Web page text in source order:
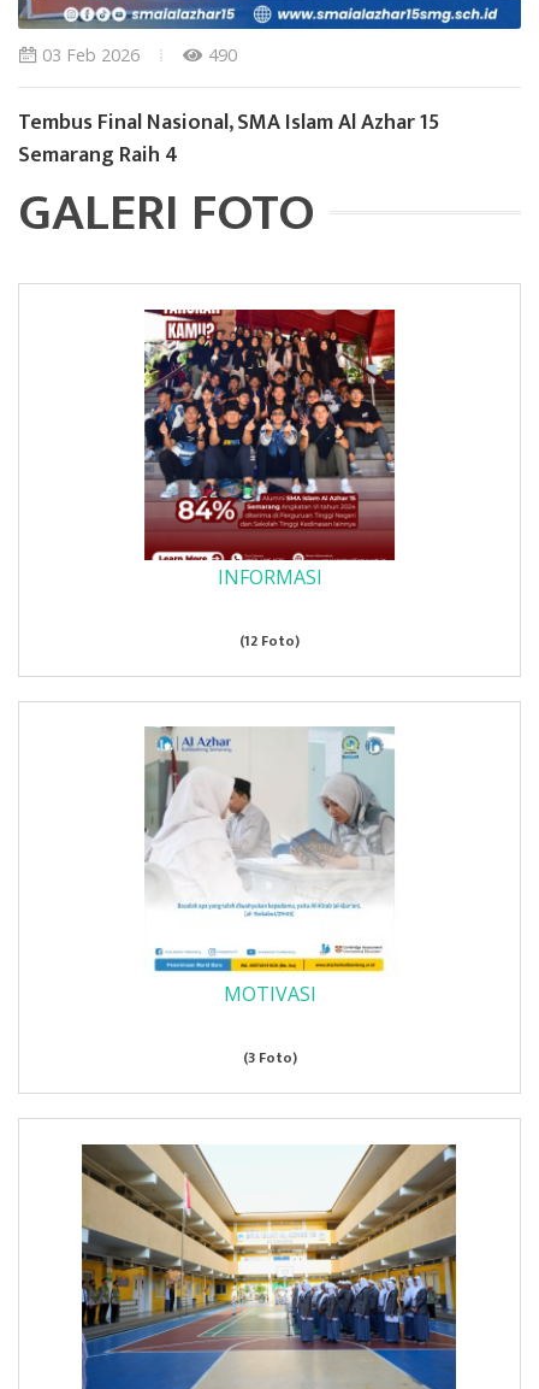
03 Feb 2026 490
Tembus Final Nasional, SMA Islam Al Azhar 15
Semarang Raih 4
GALERI FOTO
INFORMASI
(12 Foto)
MOTIVASI
(3 Foto)